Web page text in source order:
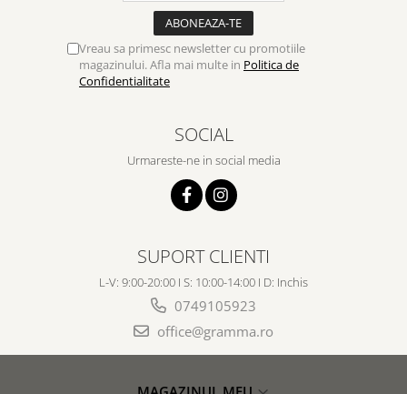
Vreau sa primesc newsletter cu promotiile
magazinului. Afla mai multe in Politica de
Confidentialitate
SOCIAL
Urmareste-ne in social media
SUPORT CLIENTI
L-V: 9:00-20:00 I S: 10:00-14:00 I D: Inchis
0749105923
office@gramma.ro